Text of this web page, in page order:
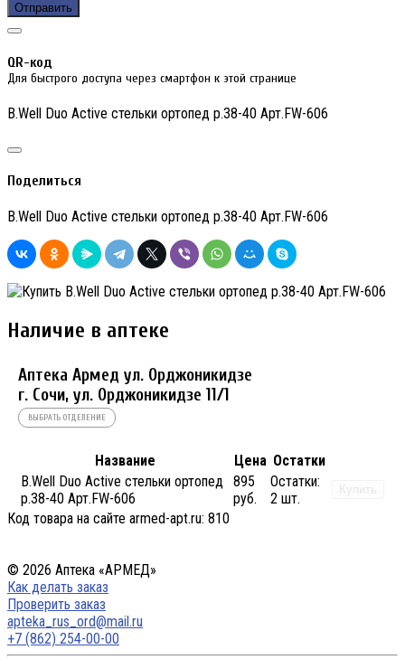
Отправить
QR-код
Для быстрого доступа через смартфон к этой странице
B.Well Duo Active стельки ортопед р.38-40 Арт.FW-606
Поделиться
B.Well Duo Active стельки ортопед р.38-40 Арт.FW-606
Наличие в аптеке
Аптека Армед ул. Орджоникидзе
г. Сочи, ул. Орджоникидзе 11/1
ВЫБРАТЬ ОТДЕЛЕНИЕ
Название Цена Остатки
B.Well Duo Active стельки ортопед
р.38-40 Арт.FW-606
895
руб.
Остатки:
2 шт.
Купить
Код товара на сайте armed-apt.ru: 810
© 2026 Аптека «АРМЕД»
Как делать заказ
Проверить заказ
apteka_rus_ord@mail.ru
+7 (862) 254-00-00